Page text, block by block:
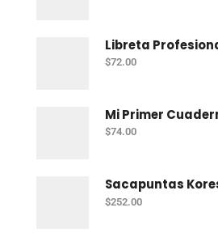
$72.00
$74.00
$252.00